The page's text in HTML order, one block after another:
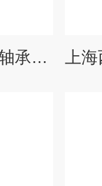
嘉兴西门子传动马达轴承更换当天检测维修